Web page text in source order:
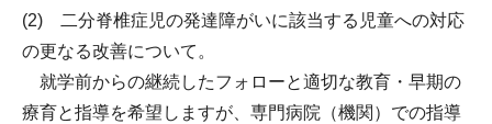
(2) 二分脊椎症児の発達障がいに該当する児童への対応
の更なる改善について。
就学前からの継続したフォローと適切な教育・早期の
療育と指導を希望しますが、専門病院（機関）での指導